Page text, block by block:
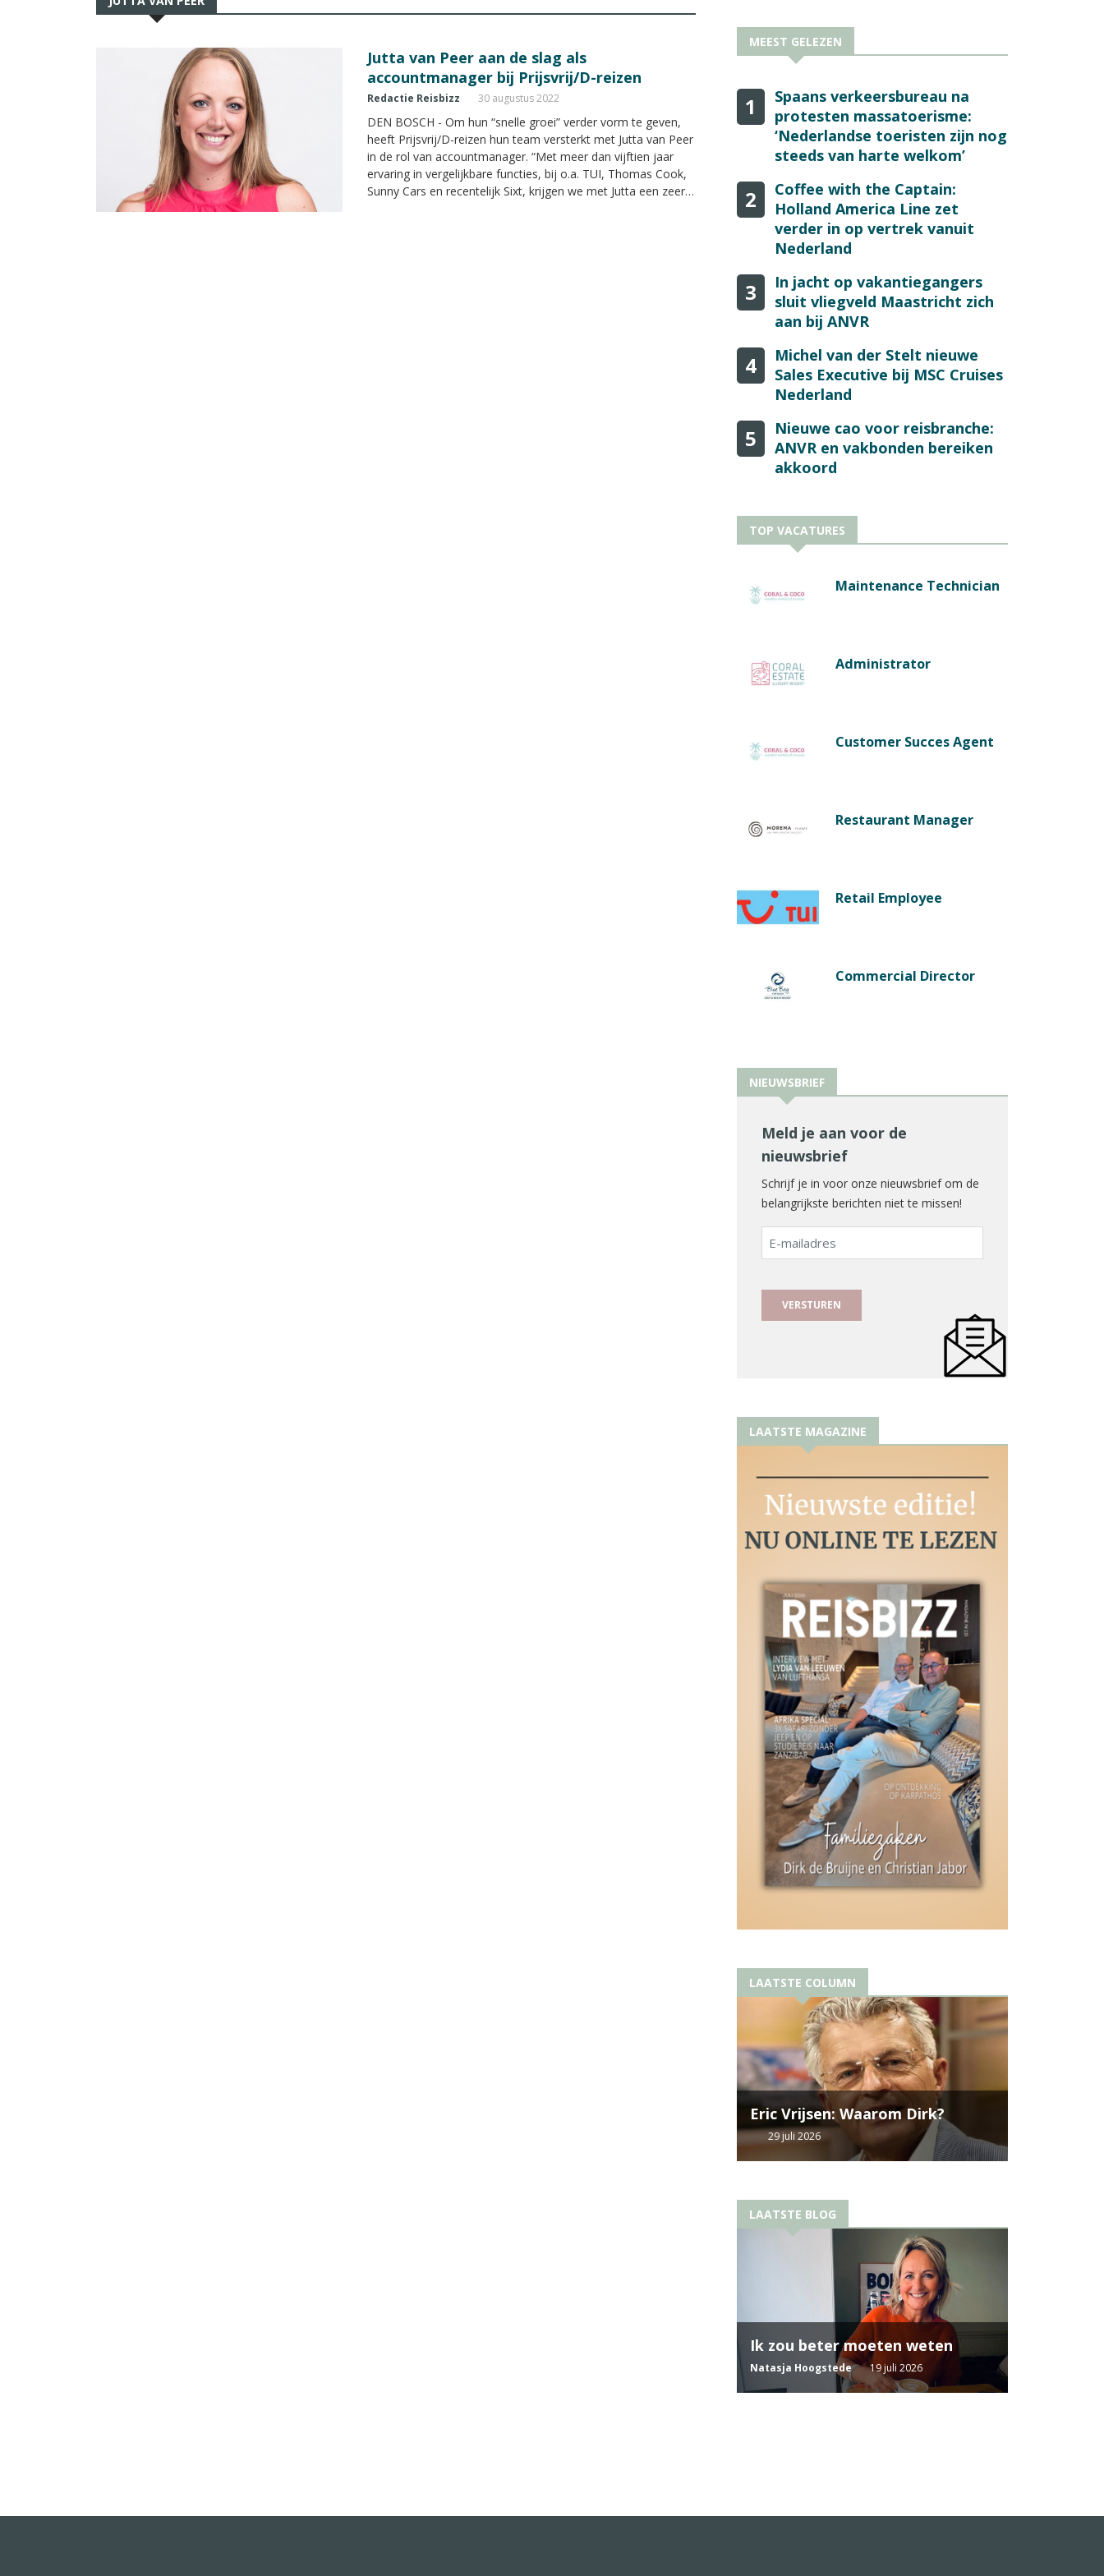
Jutta van Peer aan de slag als
accountmanager bij Prijsvrij/D-reizen
Redactie Reisbizz 30 augustus 2022
DEN BOSCH - Om hun “snelle groei” verder vorm te geven,
heeft Prijsvrij/D-reizen hun team versterkt met Jutta van Peer
in de rol van accountmanager. “Met meer dan vijftien jaar
ervaring in vergelijkbare functies, bij o.a. TUI, Thomas Cook,
Sunny Cars en recentelijk Sixt, krijgen we met Jutta een zeer
MEEST GELEZEN
1
Spaans verkeersbureau na
protesten massatoerisme:
‘Nederlandse toeristen zijn nog
steeds van harte welkom’
2
Coffee with the Captain:
Holland America Line zet
verder in op vertrek vanuit
Nederland
3
In jacht op vakantiegangers
sluit vliegveld Maastricht zich
aan bij ANVR
4
Michel van der Stelt nieuwe
Sales Executive bij MSC Cruises
Nederland
5
Nieuwe cao voor reisbranche:
ANVR en vakbonden bereiken
akkoord
TOP VACATURES
Maintenance Technician
Administrator
Customer Succes Agent
Restaurant Manager
Retail Employee
Commercial Director
NIEUWSBRIEF
Meld je aan voor de
nieuwsbrief
Schrijf je in voor onze nieuwsbrief om de
belangrijkste berichten niet te missen!
E-
mailadres
LAATSTE MAGAZINE
LAATSTE COLUMN
Eric Vrijsen: Waarom Dirk?
29 juli 2026
LAATSTE BLOG
Ik zou beter moeten weten
Natasja Hoogstede 19 juli 2026